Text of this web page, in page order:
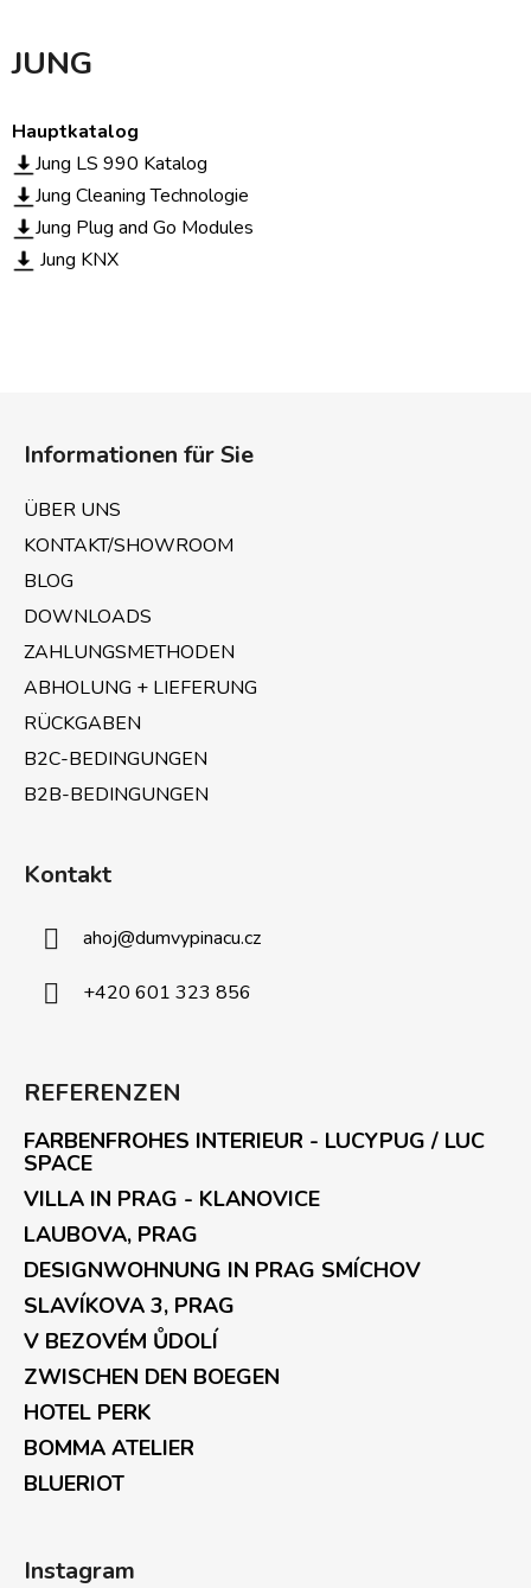
JUNG
Hauptkatalog
Jung LS 990 Katalog
Jung Cleaning Technologie
Jung Plug and Go Modules
Jung KNX
Informationen für Sie
ÜBER UNS
KONTAKT/SHOWROOM
BLOG
DOWNLOADS
ZAHLUNGSMETHODEN
ABHOLUNG + LIEFERUNG
RÜCKGABEN
B2C-BEDINGUNGEN
B2B-BEDINGUNGEN
Kontakt
ahoj@dumvypinacu.cz
+420 601 323 856
REFERENZEN
FARBENFROHES INTERIEUR - LUCYPUG / LUC
SPACE
VILLA IN PRAG - KLANOVICE
LAUBOVA, PRAG
DESIGNWOHNUNG IN PRAG SMÍCHOV
SLAVÍKOVA 3, PRAG
V BEZOVÉM ŮDOLÍ
ZWISCHEN DEN BOEGEN
HOTEL PERK
BOMMA ATELIER
BLUERIOT
Instagram